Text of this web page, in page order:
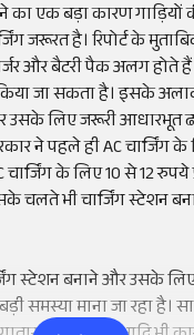
का एक बड़ा कारण
जरूरत है। रिपोर्ट के
और बैटरी पैक अलग होते
जा सकता है। इसके
उसके लिए जरूरी आधारभूत
ने पहले ही AC चार्जिंग
के लिए 10 से 12 रुपये
चलते भी चार्जिंग स्टेशन
स्टेशन बनाने और उसके
समस्या माना जा रहा है।